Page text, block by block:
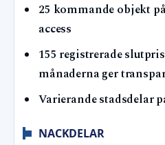
25 kommande objekt
access
155 registrerade
månaderna ger
Varierande stadsdelar
NACKDELAR